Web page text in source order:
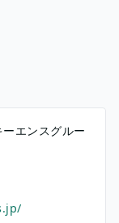
エンスグルー